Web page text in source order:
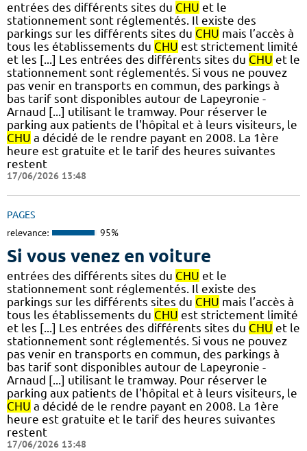
entrées des différents sites du CHU et le
stationnement sont réglementés. Il existe des
parkings sur les différents sites du CHU mais l’accès à
tous les établissements du CHU est strictement limité
et les [...] Les entrées des différents sites du CHU et le
stationnement sont réglementés. Si vous ne pouvez
pas venir en transports en commun, des parkings à
bas tarif sont disponibles autour de Lapeyronie -
Arnaud [...] utilisant le tramway. Pour réserver le
parking aux patients de l'hôpital et à leurs visiteurs, le
CHU a décidé de le rendre payant en 2008. La 1ère
heure est gratuite et le tarif des heures suivantes
restent
17/06/2026 13:48
PAGES
relevance: 95%
Si vous venez en voiture
entrées des différents sites du CHU et le
stationnement sont réglementés. Il existe des
parkings sur les différents sites du CHU mais l’accès à
tous les établissements du CHU est strictement limité
et les [...] Les entrées des différents sites du CHU et le
stationnement sont réglementés. Si vous ne pouvez
pas venir en transports en commun, des parkings à
bas tarif sont disponibles autour de Lapeyronie -
Arnaud [...] utilisant le tramway. Pour réserver le
parking aux patients de l'hôpital et à leurs visiteurs, le
CHU a décidé de le rendre payant en 2008. La 1ère
heure est gratuite et le tarif des heures suivantes
restent
17/06/2026 13:48